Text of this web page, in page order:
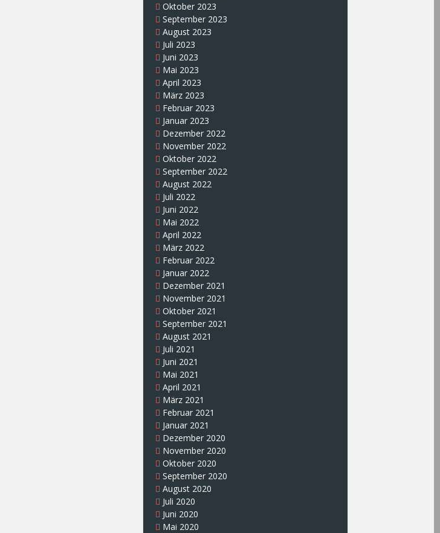
Oktober 2023
September 2023
August 2023
Juli 2023
Juni 2023
Mai 2023
April 2023
März 2023
Februar 2023
Januar 2023
Dezember 2022
November 2022
Oktober 2022
September 2022
August 2022
Juli 2022
Juni 2022
Mai 2022
April 2022
März 2022
Februar 2022
Januar 2022
Dezember 2021
November 2021
Oktober 2021
September 2021
August 2021
Juli 2021
Juni 2021
Mai 2021
April 2021
März 2021
Februar 2021
Januar 2021
Dezember 2020
November 2020
Oktober 2020
September 2020
August 2020
Juli 2020
Juni 2020
Mai 2020